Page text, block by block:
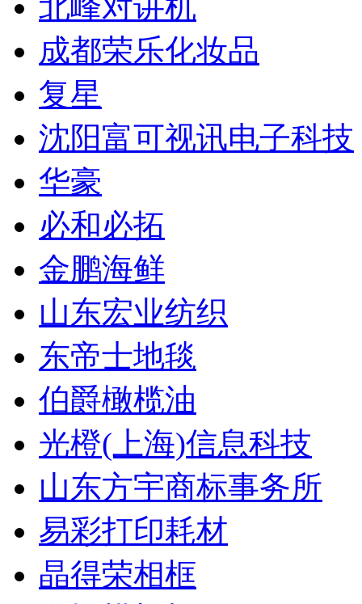
成都荣乐化妆品
复星
沈阳富可视讯电子科技
华豪
必和必拓
金鹏海鲜
山东宏业纺织
东帝士地毯
伯爵橄榄油
光橙(上海)信息科技
山东方宇商标事务所
易彩打印耗材
晶得荣相框